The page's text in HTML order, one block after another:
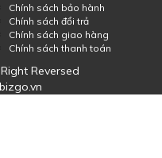
Chính sách bảo hành
Chính sách đổi trả
Chính sách giao hàng
Chính sách thanh toán
Reversed